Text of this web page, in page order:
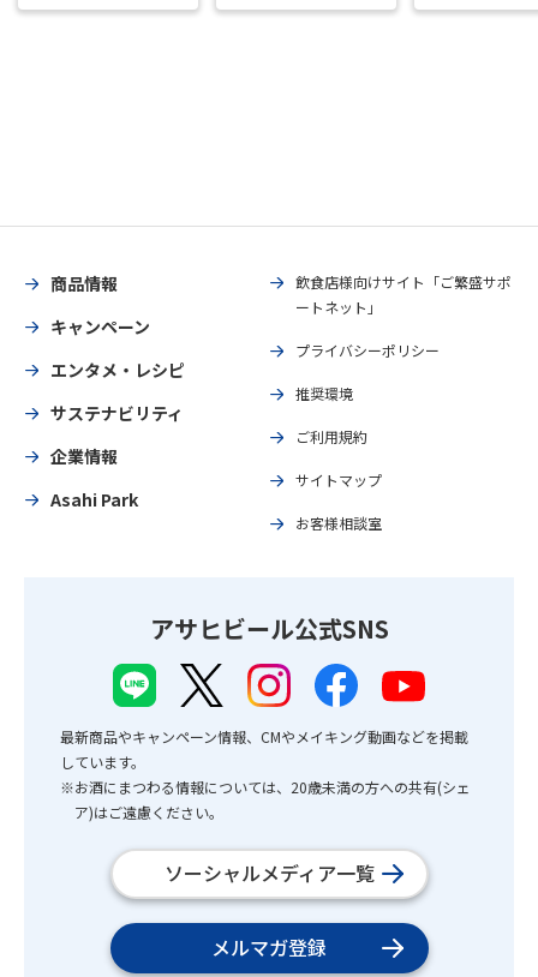
商品情報
キャンペーン
エンタメ・レシピ
サステナビリティ
企業情報
Asahi Park
飲食店様向けサイト「ご繁盛サポ
ートネット」
プライバシーポリシー
推奨環境
ご利用規約
サイトマップ
お客様相談室
アサヒビール公式SNS
最新商品やキャンペーン情報、CMやメイキング動画などを掲載
しています。
※お酒にまつわる情報については、20歳未満の方への共有(シェ
ア)はご遠慮ください。
ソーシャルメディア一覧
メルマガ登録